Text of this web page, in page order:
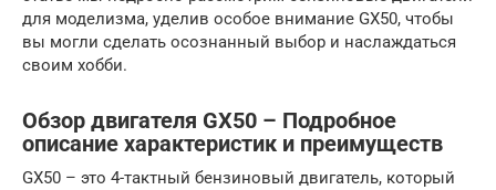
для моделизма, уделив особое внимание GX50, чтобы
вы могли сделать осознанный выбор и наслаждаться
своим хобби.
Обзор двигателя GX50 – Подробное
описание характеристик и преимуществ
GX50 – это 4-тактный бензиновый двигатель, который